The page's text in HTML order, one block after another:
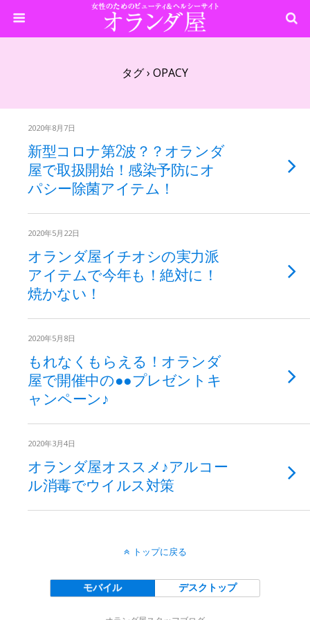
タグ › OPACY
2020年8月7日
新型コロナ第2波？？オランダ
屋で取扱開始！感染予防にオ
パシー除菌アイテム！
2020年5月22日
オランダ屋イチオシの実力派
アイテムで今年も！絶対に！
焼かない！
2020年5月8日
もれなくもらえる！オランダ
屋で開催中の●●プレゼントキ
ャンペーン♪
2020年3月4日
オランダ屋オススメ♪アルコー
ル消毒でウイルス対策
トップに戻る
モバイル デスクトップ